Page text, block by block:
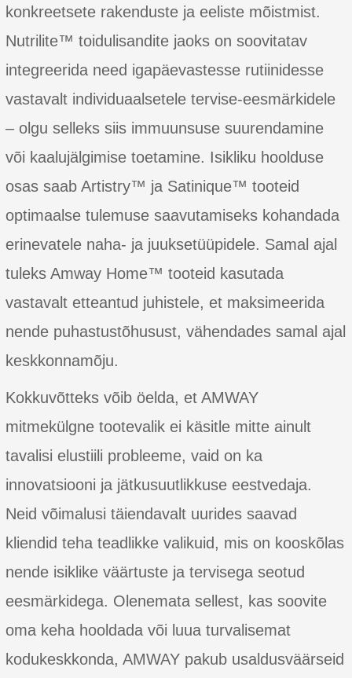
konkreetsete rakenduste ja eeliste mõistmist.
Nutrilite™ toidulisandite jaoks on soovitatav
integreerida need igapäevastesse rutiinidesse
vastavalt individuaalsetele tervise-eesmärkidele
– olgu selleks siis immuunsuse suurendamine
või kaalujälgimise toetamine. Isikliku hoolduse
osas saab Artistry™ ja Satinique™ tooteid
optimaalse tulemuse saavutamiseks kohandada
erinevatele naha- ja juuksetüüpidele. Samal ajal
tuleks Amway Home™ tooteid kasutada
vastavalt etteantud juhistele, et maksimeerida
nende puhastustõhusust, vähendades samal ajal
keskkonnamõju.
Kokkuvõtteks võib öelda, et AMWAY
mitmekülgne tootevalik ei käsitle mitte ainult
tavalisi elustiili probleeme, vaid on ka
innovatsiooni ja jätkusuutlikkuse eestvedaja.
Neid võimalusi täiendavalt uurides saavad
kliendid teha teadlikke valikuid, mis on kooskõlas
nende isiklike väärtuste ja tervisega seotud
eesmärkidega. Olenemata sellest, kas soovite
oma keha hooldada või luua turvalisemat
kodukeskkonda, AMWAY pakub usaldusväärseid